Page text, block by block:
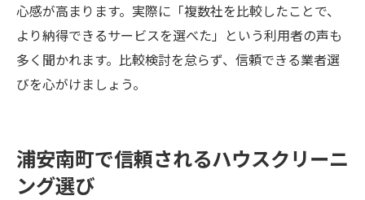
心感が高まります。実際に「複数社を比較したことで、
より納得できるサービスを選べた」という利用者の声も
多く聞かれます。比較検討を怠らず、信頼できる業者選
びを心がけましょう。
浦安南町で信頼されるハウスクリーニ
ング選び